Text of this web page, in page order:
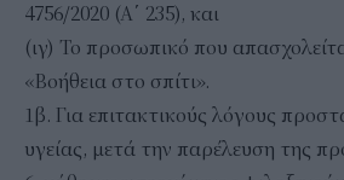
4756/2020 (Α΄ 235), και
(ιγ) Το προσωπικό που
«Βοήθεια στο σπίτι».
1β. Για επιτακτικούς λόγους
υγείας, μετά την παρέλευση της